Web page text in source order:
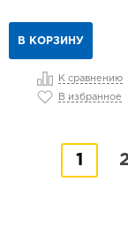
В КОРЗИНУ
К сравнению
В избранное
1